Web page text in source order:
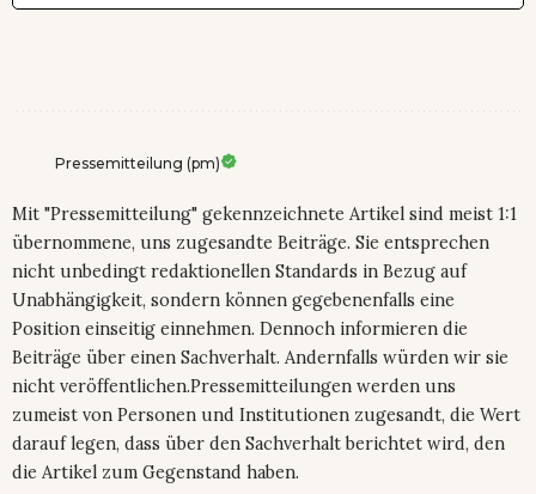
Pressemitteilung (pm)
Mit "Pressemitteilung" gekennzeichnete Artikel sind meist 1:1
übernommene, uns zugesandte Beiträge. Sie entsprechen
nicht unbedingt redaktionellen Standards in Bezug auf
Unabhängigkeit, sondern können gegebenenfalls eine
Position einseitig einnehmen. Dennoch informieren die
Beiträge über einen Sachverhalt. Andernfalls würden wir sie
nicht veröffentlichen.Pressemitteilungen werden uns
zumeist von Personen und Institutionen zugesandt, die Wert
darauf legen, dass über den Sachverhalt berichtet wird, den
die Artikel zum Gegenstand haben.